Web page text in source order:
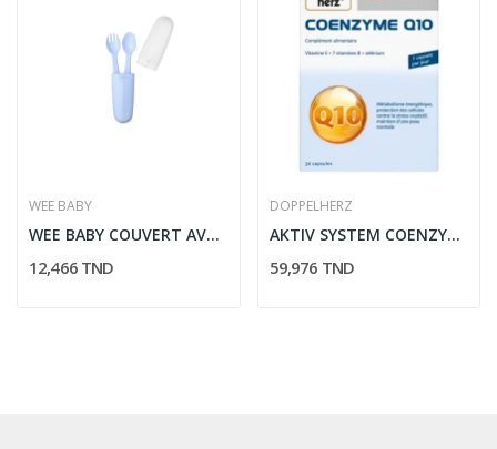
WEE BABY
WEE BABY COUVERT AVEC CACHE 134
12,466 TND
DOPPELHERZ
AKTIV SYSTEM COENZYME Q10 30 CAPSULES
59,976 TND